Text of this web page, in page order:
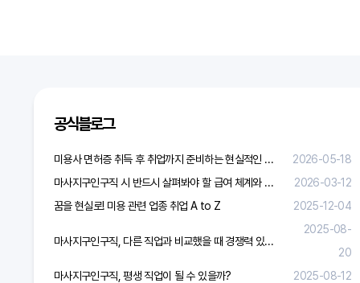
공식블로그
미용사 면허증 취득 후 취업까지 준비하는 현실적인 방법
2026-05-18
마사지구인구직 시 반드시 살펴봐야 할 급여 체계와 합리적 보상 가이드
2026-03-12
꿈을 현실로! 미용 관련 업종 취업 A to Z
2025-12-04
마사지구인구직, 다른 직업과 비교했을 때 경쟁력 있을까?
2025-08-
20
마사지구인구직, 평생 직업이 될 수 있을까?
2025-08-12